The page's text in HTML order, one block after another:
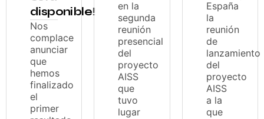
disponible!
Nos
complace
anunciar
que
hemos
finalizado
el
primer
en la
segunda
reunión
presencial
del
proyecto
AISS
que
tuvo
lugar
España
la
reunión
de
lanzamiento
del
proyecto
AISS
a la
que